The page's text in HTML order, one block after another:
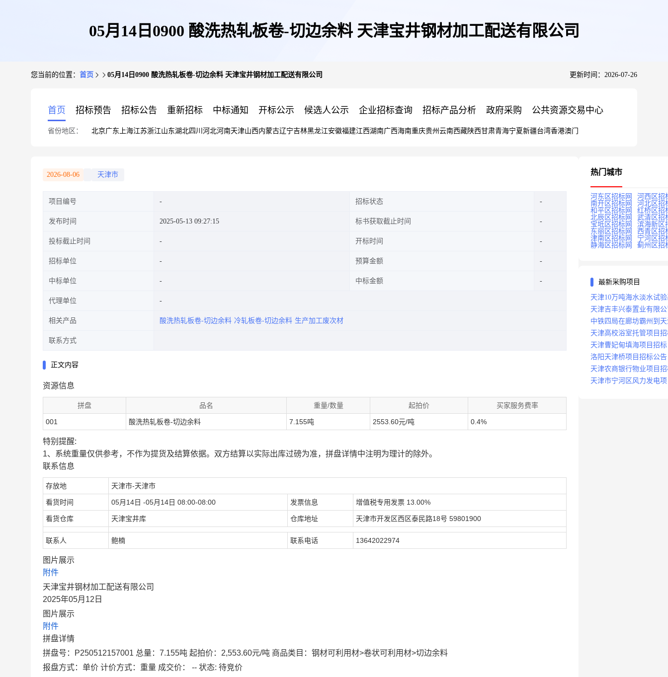
05月14日0900 酸洗热轧板卷-切边余料 天津宝井钢材加工配送有限公司
您当前的位置： 首页 05月14日0900 酸洗热轧板卷-切边余料 天津宝井钢材加工配送有限公司 更新时间：2026-07-26
首页 招标预告 招标公告 重新招标 中标通知 开标公示 候选人公示 企业招标查询 招标产品分析 政府采购 公共资源交易中心
省份地区： 北京广东 上海江苏浙江山东湖北四川 河北河南天津山西内蒙古辽宁吉林黑龙江安徽福建江西湖南广西海南重庆贵州 云南西藏陕西甘肃青海宁夏新疆台湾香港澳门
2026-08-06 天津市
项目编号 招标状态
发布时间 2025-05-13 09:27:15 标书获取截止时间
投标截止时间 开标时间
招标单位 预算金额
中标单位 中标金额
代理单位
相关产品 酸洗热轧板卷-切边余料 冷轧板卷-切边余料 生产加工废次材
联系方式
正文内容
资源信息
拼盘 品名 重量/数量 起拍价 买家服务费率
001 酸洗热轧板卷-切边余料 7.155吨 2553.60元/吨 0.4%
特别提醒:
1、系统重量仅供参考，不作为提货及结算依据。双方结算以实际出库过磅为准，拼盘详情中注明为理计的除外。
联系信息
存放地 天津市-天津市
看货时间 05月14日 -05月14日 08:00-08:00 发票信息 增值税专用发票 13.00%
看货仓库 天津宝井库 仓库地址 天津市开发区西区泰民路18号 59801900
联系人 鲍楠 联系电话 13642022974
图片展示
附件
天津宝井钢材加工配送有限公司
2025年05月12日
图片展示
附件
拼盘详情
拼盘号：P250512157001 总量：7.155吨 起拍价：2,553.60元/吨 商品类目：钢材可利用材>卷状可利用材>切边余料
报盘方式：单价 计价方式：重量 成交价： -- 状态: 待竞价
热门城市
河东区招标网
河西区招
南开区招标网
河北区招
和平区招标网
红桥区招
北辰区招标网
武清区招
宝坻区招标网
滨海新区
东丽区招标网
西青区招
津南区招标网
宁河区招
静海区招标网
蓟州区招
最新采购项目
天津10万吨海水淡水试
天津吉丰兴泰置业有限
标工程
中铁四局在廊坊霸州到
程项目招标
天津高校浴室托管项目
天津曹妃甸填海项目招标
洛阳天津桥项目招标公告
天津农商银行物业项目
天津市宁河区风力发电